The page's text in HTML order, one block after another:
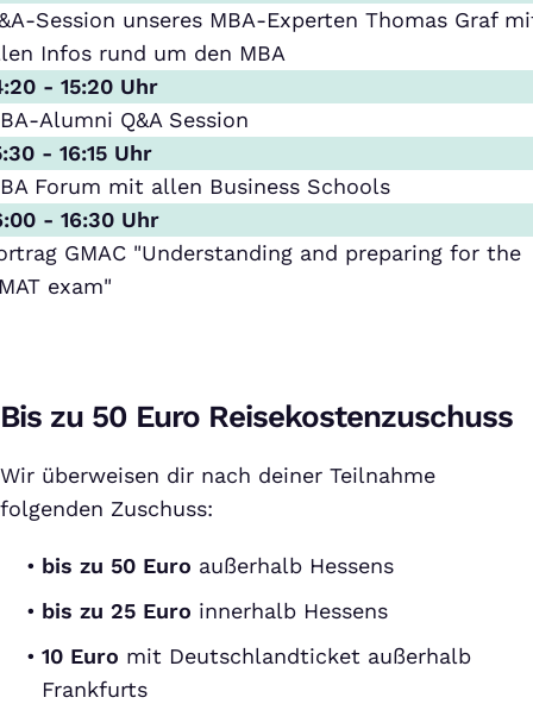
Session unseres MBA-Experten Thomas Graf
Infos rund um den MBA
- 15:20 Uhr
Alumni Q&A Session
- 16:15 Uhr
Forum mit allen Business Schools
- 16:30 Uhr
GMAC "Understanding and preparing for the
exam"
Bis zu 50 Euro Reisekostenzuschuss
Wir überweisen dir nach deiner Teilnahme
folgenden Zuschuss:
bis zu 50 Euro außerhalb Hessens
bis zu 25 Euro innerhalb Hessens
10 Euro mit Deutschlandticket außerhalb
Frankfurts